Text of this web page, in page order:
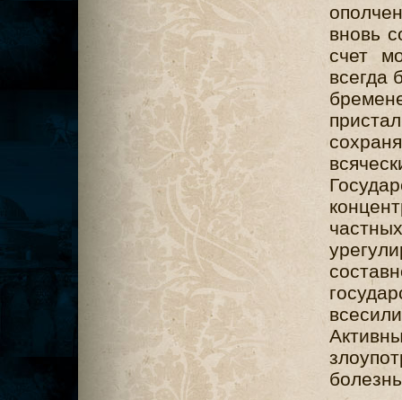
вновь
счет
всегда